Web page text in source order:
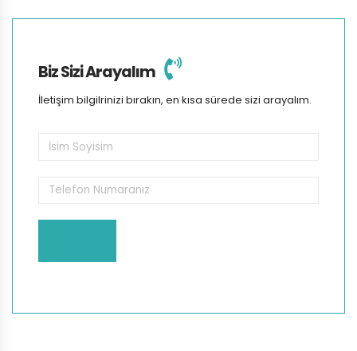
Biz Sizi Arayalım
İletişim bilgilrinizi bırakın, en kısa sürede sizi arayalım.